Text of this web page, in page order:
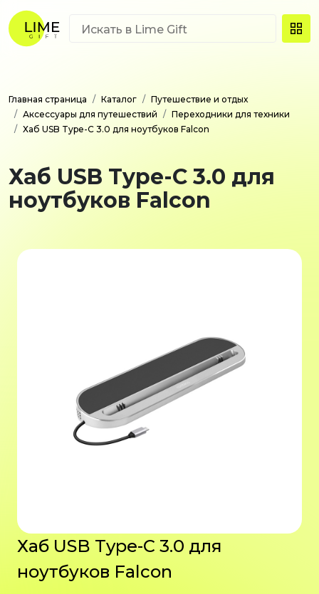
Главная страница Каталог
Путешествие и отдых
Аксессуары для путешествий
Переходники для техники
Хаб USB Type-C 3.0 для ноутбуков Falcon
Хаб USB Type-C 3.0 для
ноутбуков Falcon
Хаб USB Type-C 3.0 для
ноутбуков Falcon